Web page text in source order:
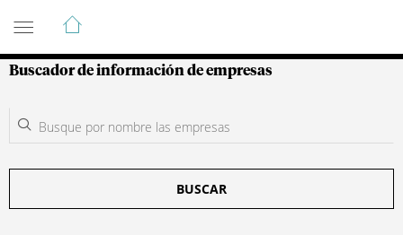
Guía de Empresas Colombianas
Buscador de información de empresas
BUSCAR